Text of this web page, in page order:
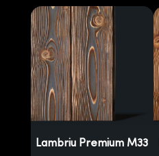
Lambriu Premium M33